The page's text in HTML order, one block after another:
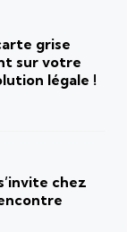
grise
sur votre
légale !
chez